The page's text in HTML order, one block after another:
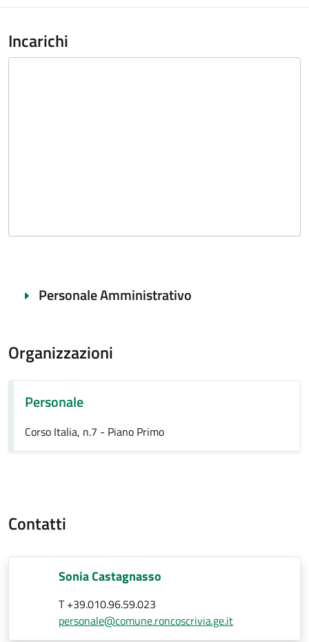
Incarichi
Personale Amministrativo
Organizzazioni
Personale
Corso Italia, n.7 - Piano Primo
Contatti
Sonia Castagnasso
T +39.010.96.59.023
personale@comune.roncoscrivia.ge.it